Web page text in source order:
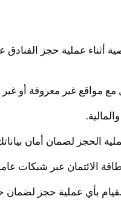
عملية حجز